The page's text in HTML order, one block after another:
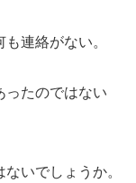
連絡がない。
ったのではない
いでしょうか。